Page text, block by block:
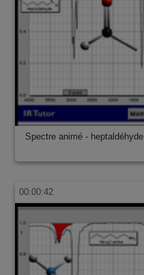
Spectre animé - heptaldéhyde
00:00:42